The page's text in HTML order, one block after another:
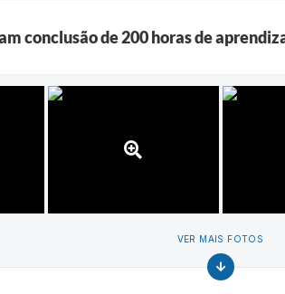
conclusão de 200 horas de
VER MAIS FOTOS